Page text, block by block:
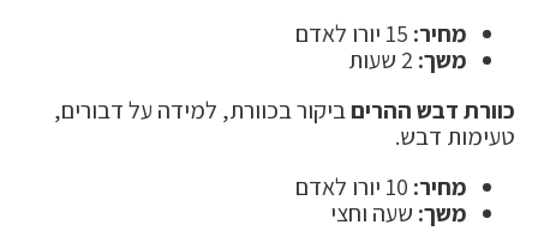
מחיר:
משך:
כוורת דבש ההריםביקור בכוורת, למידה על דבורים,
טעימות דבש.
מחיר:
משך: שעה וחצי